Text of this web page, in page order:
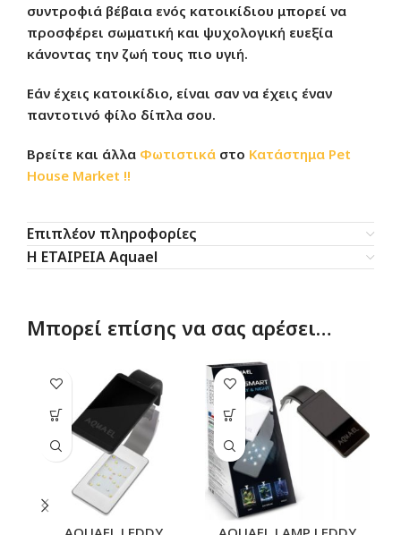
συντροφιά βέβαια ενός κατοικίδιου μπορεί να
προσφέρει σωματική και ψυχολογική ευεξία
κάνοντας την ζωή τους πιο υγιή.
Εάν έχεις κατοικίδιο, είναι σαν να έχεις έναν
παντοτινό φίλο δίπλα σου.
Βρείτε και άλλα Φωτιστικά στο Κατάστημα Pet
House Market !!
Επιπλέον πληροφορίες
Η ΕΤΑΙΡΕΙΑ Aquael
Μπορεί επίσης να σας αρέσει…